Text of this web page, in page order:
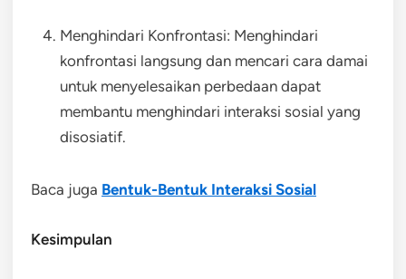
Menghindari Konfrontasi: Menghindari
konfrontasi langsung dan mencari cara damai
untuk menyelesaikan perbedaan dapat
membantu menghindari interaksi sosial yang
disosiatif.
Baca juga Bentuk-Bentuk Interaksi Sosial
Kesimpulan